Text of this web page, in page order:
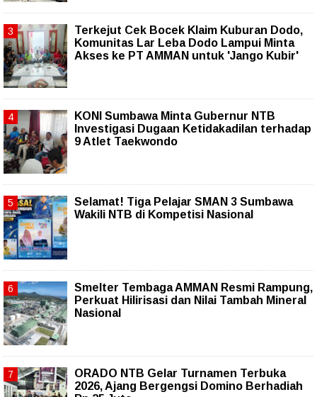
Terkejut Cek Bocek Klaim Kuburan Dodo,
Komunitas Lar Leba Dodo Lampui Minta
Akses ke PT AMMAN untuk 'Jango Kubir'
KONI Sumbawa Minta Gubernur NTB
Investigasi Dugaan Ketidakadilan terhadap
9 Atlet Taekwondo
Selamat! Tiga Pelajar SMAN 3 Sumbawa
Wakili NTB di Kompetisi Nasional
Smelter Tembaga AMMAN Resmi Rampung,
Perkuat Hilirisasi dan Nilai Tambah Mineral
Nasional
ORADO NTB Gelar Turnamen Terbuka
2026, Ajang Bergengsi Domino Berhadiah